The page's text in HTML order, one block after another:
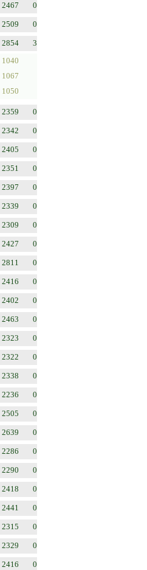
2467 0
2509 0
2854
3
1040
1067
1050
2359 0
2342 0
2405 0
2351 0
2397 0
2339 0
2309 0
2427 0
2811 0
2416 0
2402 0
2463 0
2323 0
2322 0
2338 0
2236 0
2505 0
2639 0
2286 0
2290 0
2418 0
2441 0
2315 0
2329 0
2416 0